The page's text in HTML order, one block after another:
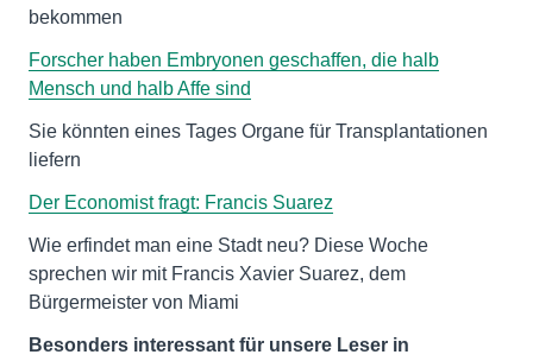
bekommen
Forscher haben Embryonen geschaffen, die halb
Mensch und halb Affe sind
Sie könnten eines Tages Organe für Transplantationen
liefern
Der Economist fragt: Francis Suarez
Wie erfindet man eine Stadt neu? Diese Woche
sprechen wir mit Francis Xavier Suarez, dem
Bürgermeister von Miami
Besonders interessant für unsere Leser in